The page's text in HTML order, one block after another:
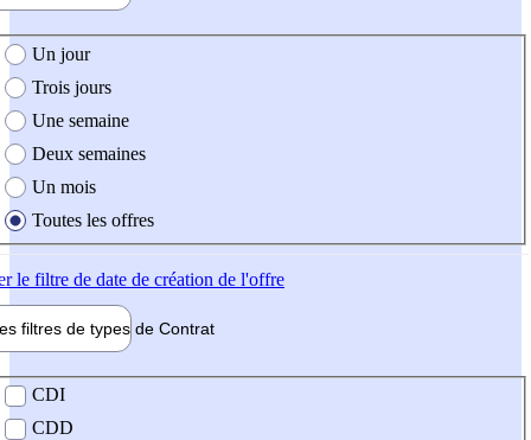
création de l'offre
Un jour
Trois jours
Une semaine
Deux semaines
Un mois
Toutes les offres
le filtre de date de création de l'offre
filtres de types de Contrat
contrat
CDI
CDD